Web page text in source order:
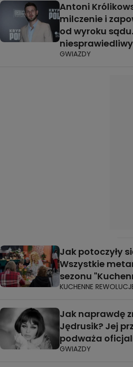
Antoni
milczenie i
od wyroku
GWIAZDY
Jak potoczyły
Wszystkie
sezonu
KUCHENNE
Jak naprawdę
Jędrusik? Jej
podważa
GWIAZDY